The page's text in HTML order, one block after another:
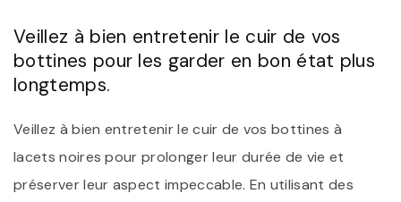
Veillez à bien entretenir le cuir de vos
bottines pour les garder en bon état plus
longtemps.
Veillez à bien entretenir le cuir de vos bottines à
lacets noires pour prolonger leur durée de vie et
préserver leur aspect impeccable. En utilisant des